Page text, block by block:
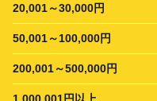
20,001～30,000円
50,001～100,000円
200,001～500,000円
1,000,001円以上